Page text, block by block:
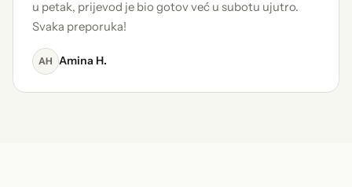
u petak, prijevod je bio gotov već u subotu ujutro.
Svaka preporuka!
AH Amina H.